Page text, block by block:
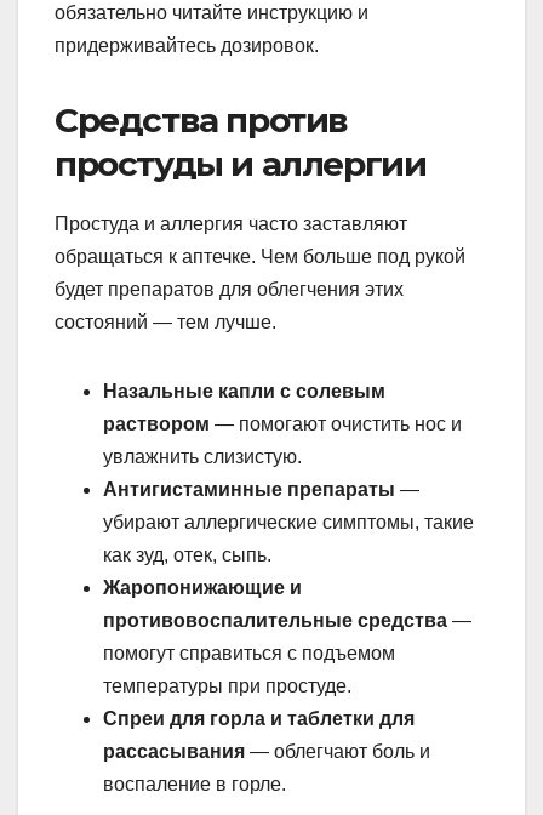
обязательно читайте инструкцию и
придерживайтесь дозировок.
Средства против
простуды и аллергии
Простуда и аллергия часто заставляют
обращаться к аптечке. Чем больше под рукой
будет препаратов для облегчения этих
состояний — тем лучше.
Назальные капли с солевым
раствором — помогают очистить нос и
увлажнить слизистую.
Антигистаминные препараты —
убирают аллергические симптомы, такие
как зуд, отек, сыпь.
Жаропонижающие и
противовоспалительные средства —
помогут справиться с подъемом
температуры при простуде.
Спреи для горла и таблетки для
рассасывания — облегчают боль и
воспаление в горле.